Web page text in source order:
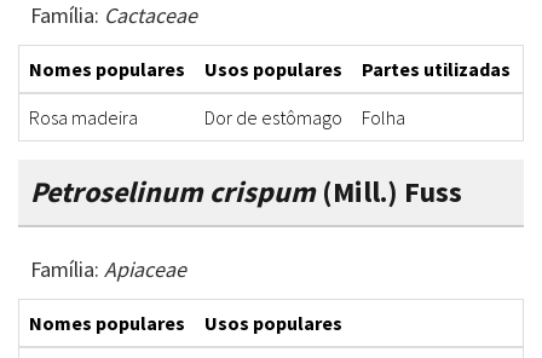
Família: Cactaceae
Nomes populares Usos populares Partes utilizadas
Rosa madeira
Dor de estômago Folha
Petroselinum crispum(Mill.) Fuss
Família: Apiaceae
Nomes populares
Usos populares